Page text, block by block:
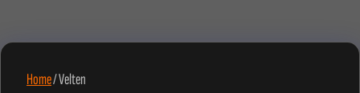
Home/Velten